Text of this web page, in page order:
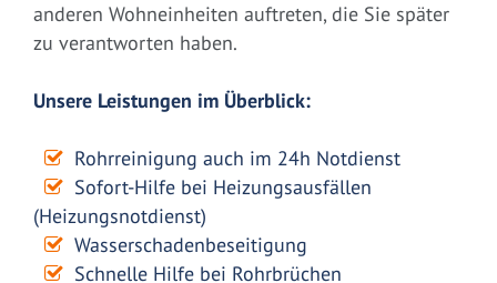
anderen Wohneinheiten auftreten, die Sie später
zu verantworten haben.
Unsere Leistungen im Überblick:
Rohrreinigung auch im 24h Notdienst
Sofort-Hilfe bei Heizungsausfällen
(Heizungsnotdienst)
Wasserschadenbeseitigung
Schnelle Hilfe bei Rohrbrüchen